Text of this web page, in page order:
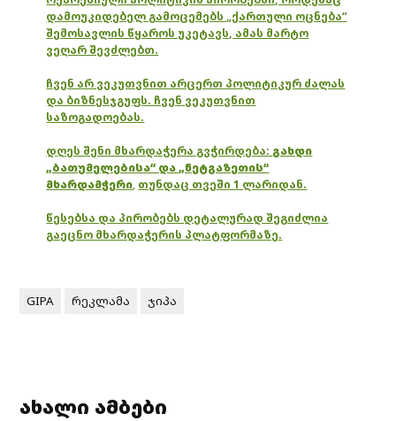
დამოუკიდებელ გამოცემებს „ქართული ოცნება“
შემოსავლის წყაროს უკეტავს, ამას მარტო
ვეღარ შევძლებთ.
ჩვენ არ ვეკუთვნით არცერთ პოლიტიკურ ძალას
და ბიზნესჯგუფს. ჩვენ ვეკუთვნით
საზოგადოებას.
დღეს შენი მხარდაჭერა გვჭირდება: გახდი
„ბათუმელებისა“ და „ნეტგაზეთის“
მხარდამჭერი, თუნდაც თვეში 1 ლარიდან.
წესებსა და პირობებს დეტალურად შეგიძლია
გაეცნო მხარდაჭერის პლატფორმაზე.
GIPA რეკლამა ჯიპა
ახალი ამბები